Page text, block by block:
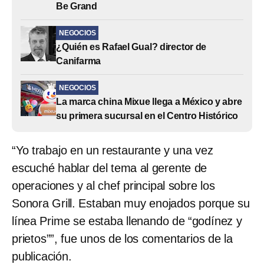
Be Grand
NEGOCIOS
¿Quién es Rafael Gual? director de
Canifarma
NEGOCIOS
La marca china Mixue llega a México y abre
su primera sucursal en el Centro Histórico
“Yo trabajo en un restaurante y una vez
escuché hablar del tema al gerente de
operaciones y al chef principal sobre los
Sonora Grill. Estaban muy enojados porque su
línea Prime se estaba llenando de “godínez y
prietos””, fue unos de los comentarios de la
publicación.